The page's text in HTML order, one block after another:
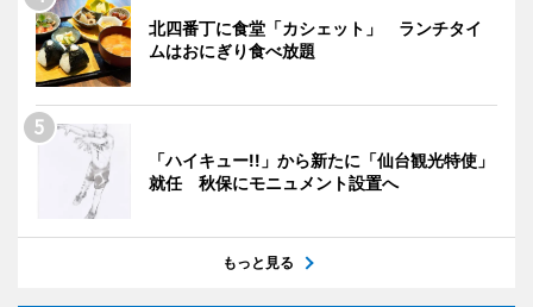
北四番丁に食堂「カシェット」 ランチタイ
ムはおにぎり食べ放題
「ハイキュー!!」から新たに「仙台観光特使」
就任 秋保にモニュメント設置へ
もっと見る